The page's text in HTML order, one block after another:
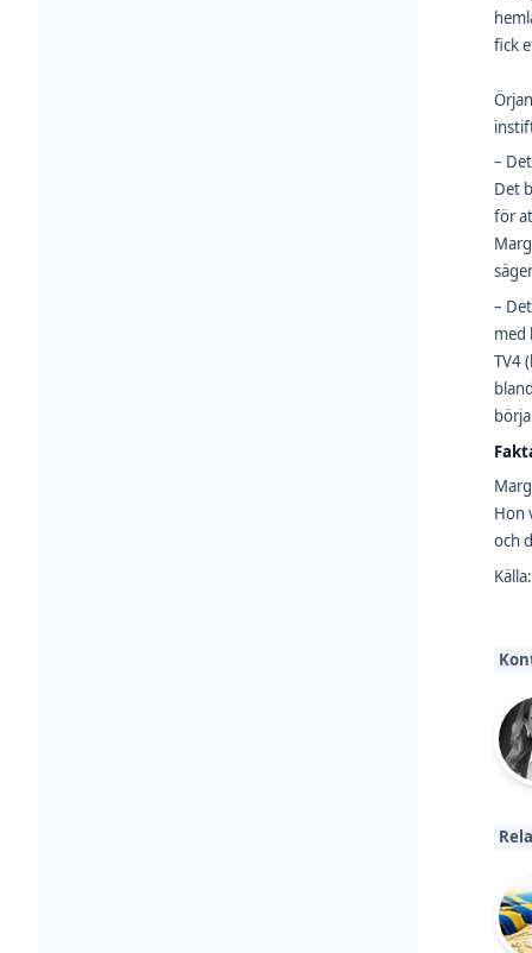
fick
–
Det
för
–
med
TV4
Hon
och